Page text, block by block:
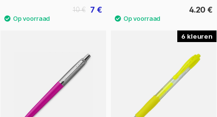
7 €
10 € 4.20 €
6